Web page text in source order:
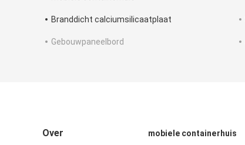
Branddicht calciumsilicaatplaat
Gebouwpaneelbord
Over mobiele containerhuis